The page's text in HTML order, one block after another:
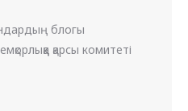
блогы
қарсы комитеті